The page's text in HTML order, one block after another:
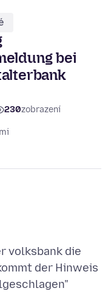
bei
230zobrazení
volksbank die
der Hinweis